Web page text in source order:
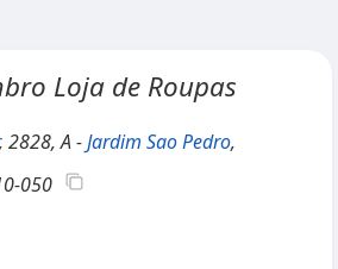
Loja de Roupas
, 2828, A -Jardim Sao Pedro,
050